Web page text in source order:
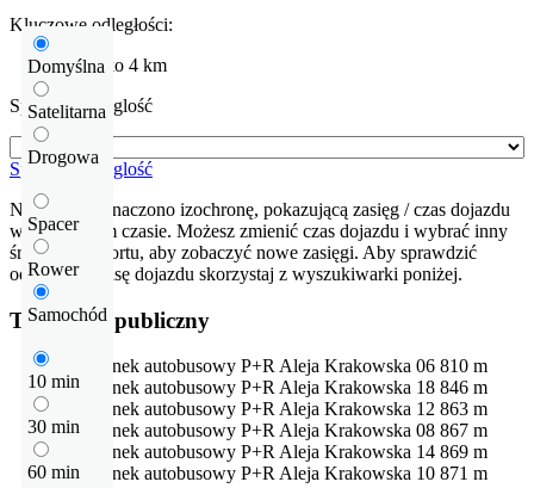
Domyślna
Satelitarna
Drogowa
Spacer
Rower
Samochód
10 min
30 min
60 min
Kluczowe odległości:
Lotnisko 4 km
Sprawdź odleglość
Sprawdź odleglość
Na mapie zaznaczono izochronę, pokazującą zasięg / czas dojazdu
w określonym czasie. Możesz zmienić czas dojazdu i wybrać inny
środek transportu, aby zobaczyć nowe zasięgi. Aby sprawdzić
odłegłość i trasę dojazdu skorzystaj z wyszukiwarki poniżej.
Transport publiczny
Przystanek autobusowy P+R Aleja Krakowska 06 810 m
Przystanek autobusowy P+R Aleja Krakowska 18 846 m
Przystanek autobusowy P+R Aleja Krakowska 12 863 m
Przystanek autobusowy P+R Aleja Krakowska 08 867 m
Przystanek autobusowy P+R Aleja Krakowska 14 869 m
Przystanek autobusowy P+R Aleja Krakowska 10 871 m